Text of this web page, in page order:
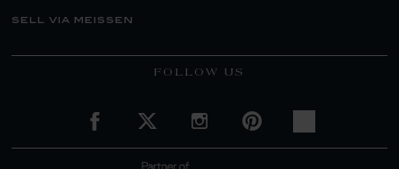
sell via meissen
FOLLOW US